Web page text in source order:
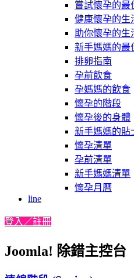
嘗試懷孕的最
健康懷孕的生
助你懷孕的生
新手媽媽的最
排卵指南
孕前飲食
孕媽媽的飲食
懷孕的階段
懷孕後的身體
新手媽媽的貼
懷孕清單
孕前清單
新手媽媽清單
懷孕月曆
line
登入／註冊
Joomla! 除錯主控台